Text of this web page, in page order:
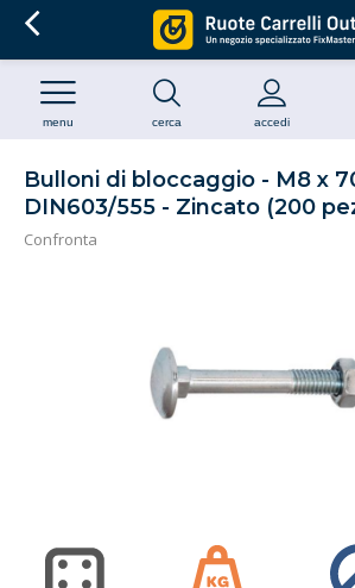
cerca accedi
menu
Bulloni di bloccaggio - M8 x
DIN603/555 - Zincato (200
Confronta